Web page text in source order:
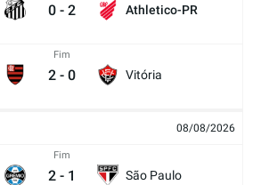
0 - 2 Athletico-PR
Fim
2 - 0 Vitória
08/08/2026
Fim
2 - 1 São Paulo